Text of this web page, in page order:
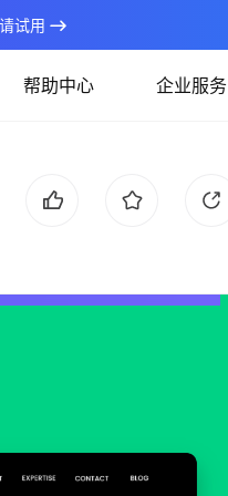
试用
帮助中心 企业服务